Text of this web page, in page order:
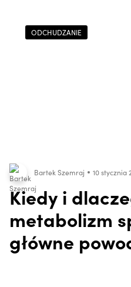
ODCHUDZANIE
Bartek Szemraj 10 stycznia
Kiedy i
metabolizm
główne